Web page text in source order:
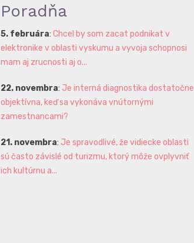
Poradňa
5. februára: Chcel by som zacat podnikat v
elektronike v oblasti vyskumu a vyvoja schopnosi
mam aj zrucnosti aj o...
22. novembra: Je interná diagnostika dostatočne
objektívna, keď sa vykonáva vnútornými
zamestnancami?
21. novembra: Je spravodlivé, že vidiecke oblasti
sú často závislé od turizmu, ktorý môže ovplyvniť
ich kultúrnu a...